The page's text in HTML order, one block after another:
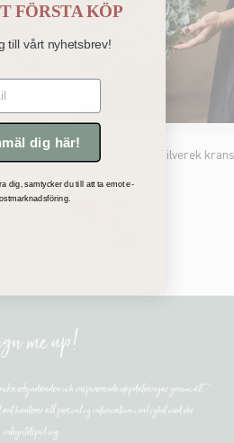
Konstgjord grön Silverek krans
679 kr
me up!
erbjudanden och inspirerande uppdateringar genom att
hanterar all personlig information i enlighet med vår
integritetspolicy.
FÖRSTA KÖP
till vårt nyhetsbrev!
dig här!
dig, samtycker du till att ta emot e-